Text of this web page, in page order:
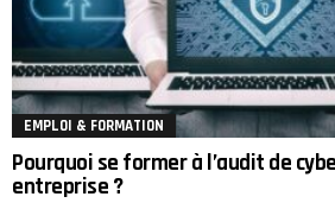
EMPLOI & FORMATION
Pourquoi se former à l’audit de
entreprise ?